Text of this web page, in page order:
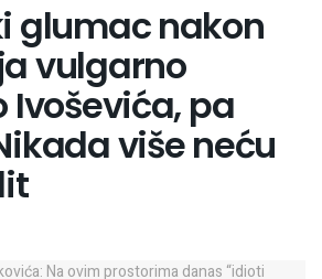
glumac nakon
vulgarno
Ivoševića, pa
više neću